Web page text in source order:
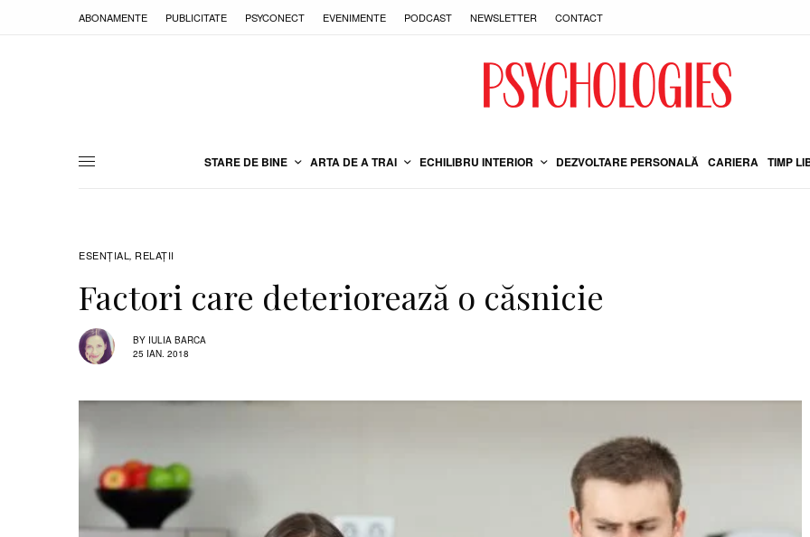
ABONAMENTE PUBLICITATE PSYCONECT EVENIMENTE PODCAST NEWSLETTER CONTACT
STARE DE BINE ARTA DE A TRAI ECHILIBRU INTERIOR DEZVOLTARE PERSONALĂ CARIERA TIMP
ESENȚIAL , RELAŢII
Factori care deteriorează o căsnicie
BY IULIA BARCA
25 IAN. 2018